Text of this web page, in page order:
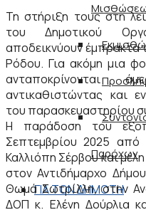
Παρόχων
ΓΙΑ ΤΟΝ ΔΗΜΟΤΗ
Τη στήριξη τους στη
του Δημοτικού
αποδεικνύουν έμπρακτα
Ρόδου. Για ακόμη μια
ανταποκρίνονται
αντικαθιστώντας και
του παρασκευαστηρίου
Η παράδοση του
Σεπτεμβρίου 2025
Καλλιόπη Σέρβου και
στον Αντιδήμαρχο
Θωμά Σωτρίλλη, στην
ΔΟΠ κ. Ελένη Δούρλια